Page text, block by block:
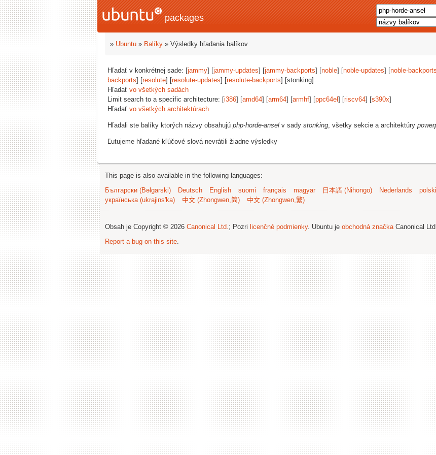
packages
» Ubuntu » Balíky » Výsledky hľadania balíkov
Hľadať v konkrétnej sade: [jammy] [jammy-updates] [jammy-backports] [noble] [noble-updates] [noble-backports
backports] [resolute] [resolute-updates] [resolute-backports] [stonking]
Hľadať vo všetkých sadách
Limit search to a specific architecture: [i386] [amd64] [arm64] [armhf] [ppc64el ] [riscv64] [s390x]
Hľadať vo všetkých architektúrach
Hľadali ste balíky ktorých názvy obsahujú php-horde-ansel v sady stonking, všetky sekcie a architektúry
Ľutujeme hľadané kľúčové slová nevrátili žiadne výsledky
This page is also available in the following languages:
Български (Bəlgarski)
Deutsch English suomi français magyar 日本語 (Nihongo) Nederlands polski
українська (ukrajins'ka)
中文 (Zhongwen,简) 中文 (Zhongwen,繁)
Obsah je Copyright © 2026 Canonical Ltd.; Pozri licenčné podmienky. Ubuntu je obchodná značkaCanonical
Report a bug on this site.